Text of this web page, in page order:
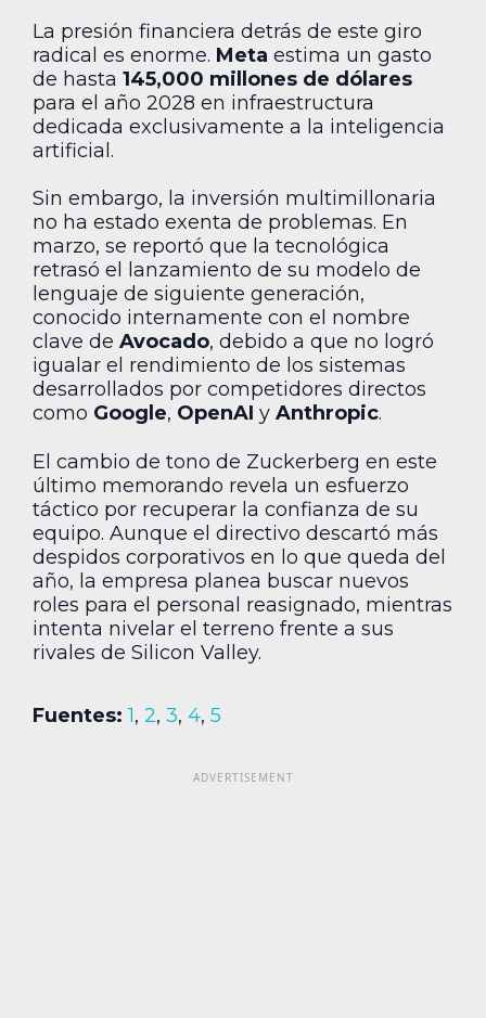
La presión financiera detrás de este giro
radical es enorme. Meta estima un gasto
de hasta 145,000 millones de dólares
para el año 2028 en infraestructura
dedicada exclusivamente a la inteligencia
artificial.
Sin embargo, la inversión multimillonaria
no ha estado exenta de problemas. En
marzo, se reportó que la tecnológica
retrasó el lanzamiento de su modelo de
lenguaje de siguiente generación,
conocido internamente con el nombre
clave de Avocado, debido a que no logró
igualar el rendimiento de los sistemas
desarrollados por competidores directos
como Google, OpenAI y Anthropic.
El cambio de tono de Zuckerberg en este
último memorando revela un esfuerzo
táctico por recuperar la confianza de su
equipo. Aunque el directivo descartó más
despidos corporativos en lo que queda del
año, la empresa planea buscar nuevos
roles para el personal reasignado, mientras
intenta nivelar el terreno frente a sus
rivales de Silicon Valley.
Fuentes: 1, 2, 3, 4, 5